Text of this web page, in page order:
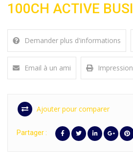
100CH ACTIVE
Demander plus d'informations
Email à un ami Impression
Ajouter pour comparer
Partager :